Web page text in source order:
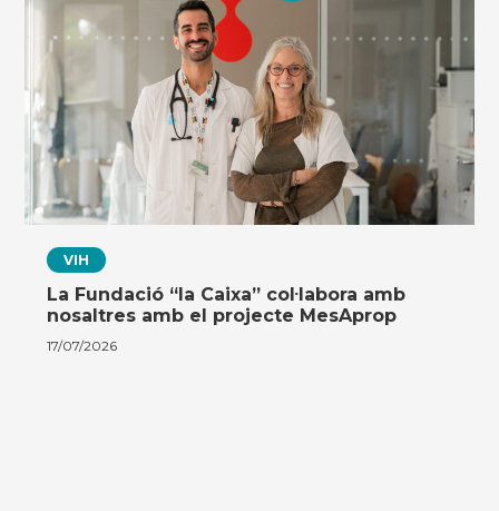
VIH
La Fundació “la Caixa” col·labora amb
nosaltres amb el projecte MesAprop
17/07/2026